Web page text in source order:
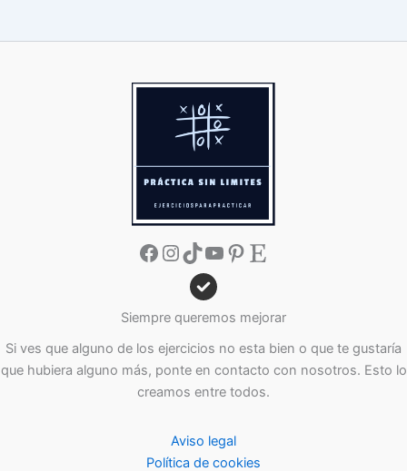
Facebook
Instagram
TikTok
YouTube
Pinterest
Etsy
Siempre queremos mejorar
Si ves que alguno de los ejercicios no esta bien o que te gustaría
que hubiera alguno más, ponte en contacto con nosotros. Esto lo
creamos entre todos.
Aviso legal
Política de cookies